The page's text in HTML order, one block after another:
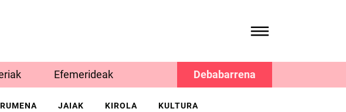
Efemerideak Debabarrena
JAIAK KIROLA KULTURA